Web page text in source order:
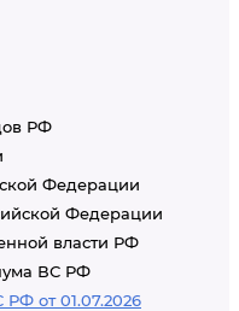
РФ
Федерации
Федерации
власти РФ
ВС РФ
от 01.07.2026